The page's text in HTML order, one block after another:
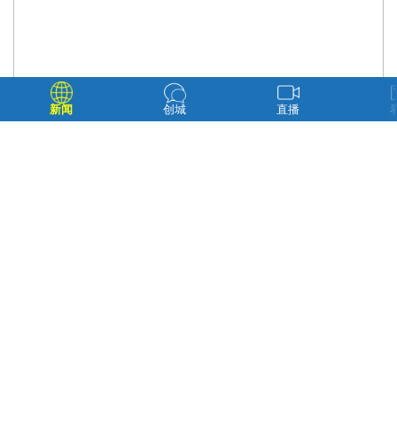
新闻 创城 直播